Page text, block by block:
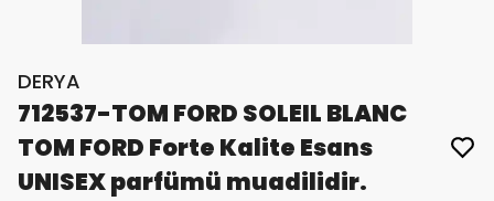
DERYA
712537-TOM FORD SOLEIL BLANC
TOM FORD Forte Kalite Esans
UNISEX parfümü muadilidir.